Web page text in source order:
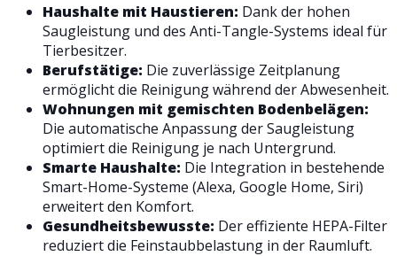
Haushalte mit Haustieren: Dank der hohen
Saugleistung und des Anti-Tangle-Systems ideal für
Tierbesitzer.
Berufstätige: Die zuverlässige Zeitplanung
ermöglicht die Reinigung während der Abwesenheit.
Wohnungen mit gemischten Bodenbelägen:
Die automatische Anpassung der Saugleistung
optimiert die Reinigung je nach Untergrund.
Smarte Haushalte: Die Integration in bestehende
Smart-Home-Systeme (Alexa, Google Home, Siri)
erweitert den Komfort.
Gesundheitsbewusste: Der effiziente HEPA-Filter
reduziert die Feinstaubbelastung in der Raumluft.